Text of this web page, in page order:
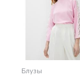
Блузы